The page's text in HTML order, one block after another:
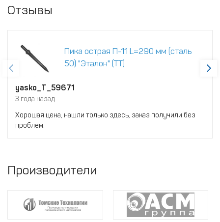
Отзывы
Пика острая П-11 L=290 мм (сталь
50) "Эталон" (ТТ)
yasko_T_59671
3 года назад
Хорошая цена, нашли только здесь, заказ получили без
проблем.
Производители